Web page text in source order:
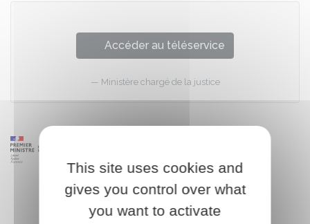
Accéder au téléservice
Ministère chargé de la justice
This site uses cookies and
gives you control over what
you want to activate